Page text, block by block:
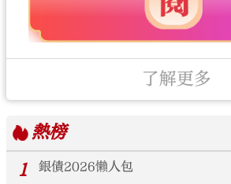
了解更多
熱榜
1
銀債2026懶人包